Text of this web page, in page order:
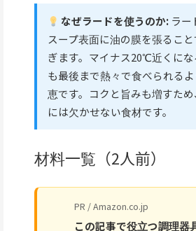
なぜラードを使うのか: ラー
スープ表面に油の膜を張るこ
ぎます。マイナス20℃近くに
も最後まで熱々で食べられる
恵です。コクと旨みも増すた
には欠かせない食材です。
材料一覧（2人前）
PR / Amazon.co.jp
この記事で役立つ調理器